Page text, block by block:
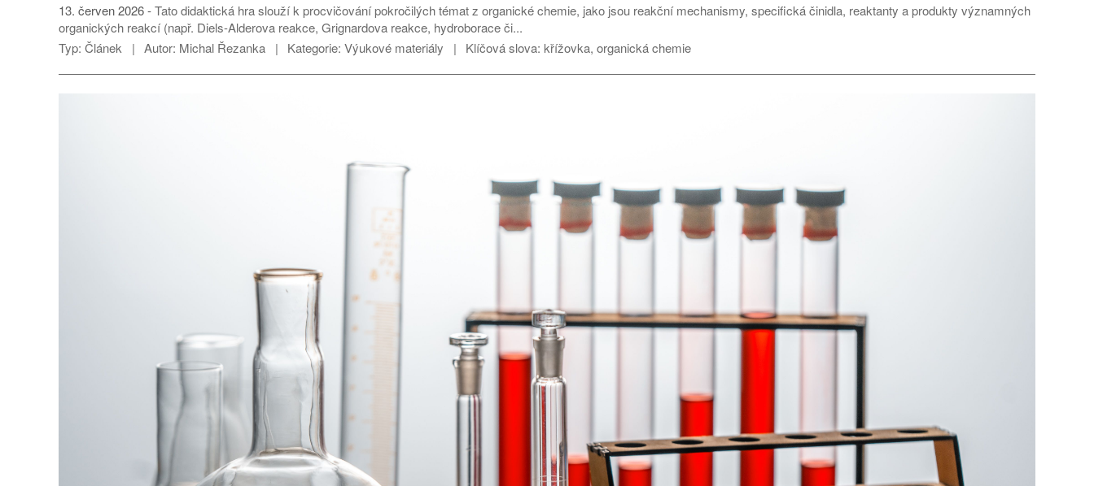
13. červen 2026
Tato didaktická hra slouží k procvičování pokročilých témat z organické chemie, jako jsou reakční mechanismy, specifická činidla, reaktanty a produkty významných
organických reakcí (např. Diels-Alderova reakce, Grignardova reakce, hydroborace či...
Typ: Článek Autor: Michal Řezanka Kategorie: Výukové materiály Klíčová slova: křížovka, organická chemie